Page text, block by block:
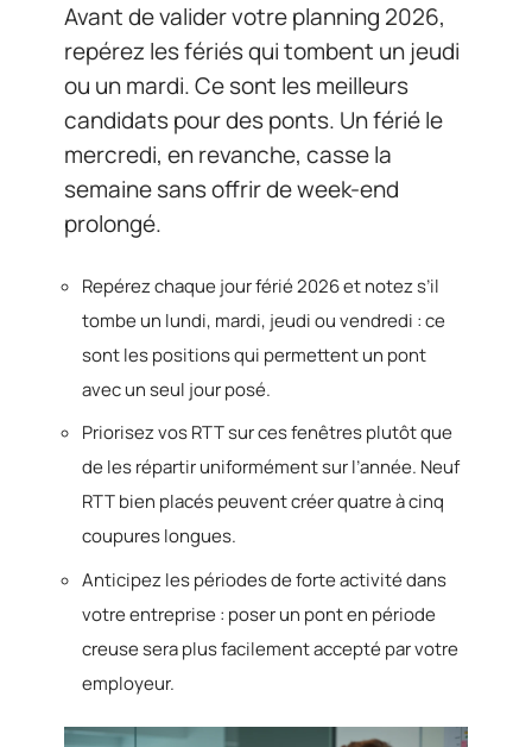
Avant de valider votre planning 2026,
repérez les fériés qui tombent un jeudi
ou un mardi. Ce sont les meilleurs
candidats pour des ponts. Un férié le
mercredi, en revanche, casse la
semaine sans offrir de week-end
prolongé.
Repérez chaque jour férié 2026 et notez s’il
tombe un lundi, mardi, jeudi ou vendredi : ce
sont les positions qui permettent un pont
avec un seul jour posé.
Priorisez vos RTT sur ces fenêtres plutôt que
de les répartir uniformément sur l’année. Neuf
RTT bien placés peuvent créer quatre à cinq
coupures longues.
Anticipez les périodes de forte activité dans
votre entreprise : poser un pont en période
creuse sera plus facilement accepté par votre
employeur.